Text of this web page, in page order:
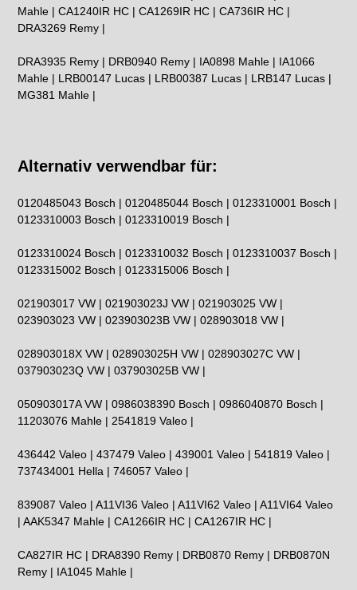
Mahle | CA1240IR HC | CA1269IR HC | CA736IR HC |
DRA3269 Remy |
DRA3935 Remy | DRB0940 Remy | IA0898 Mahle | IA1066
Mahle | LRB00147 Lucas | LRB00387 Lucas | LRB147 Lucas |
MG381 Mahle |
Alternativ verwendbar für:
0120485043 Bosch | 0120485044 Bosch | 0123310001 Bosch |
0123310003 Bosch | 0123310019 Bosch |
0123310024 Bosch | 0123310032 Bosch | 0123310037 Bosch |
0123315002 Bosch | 0123315006 Bosch |
021903017 VW | 021903023J VW | 021903025 VW |
023903023 VW | 023903023B VW | 028903018 VW |
028903018X VW | 028903025H VW | 028903027C VW |
037903023Q VW | 037903025B VW |
050903017A VW | 0986038390 Bosch | 0986040870 Bosch |
11203076 Mahle | 2541819 Valeo |
436442 Valeo | 437479 Valeo | 439001 Valeo | 541819 Valeo |
737434001 Hella | 746057 Valeo |
839087 Valeo | A11VI36 Valeo | A11VI62 Valeo | A11VI64 Valeo
| AAK5347 Mahle | CA1266IR HC | CA1267IR HC |
CA827IR HC | DRA8390 Remy | DRB0870 Remy | DRB0870N
Remy | IA1045 Mahle |